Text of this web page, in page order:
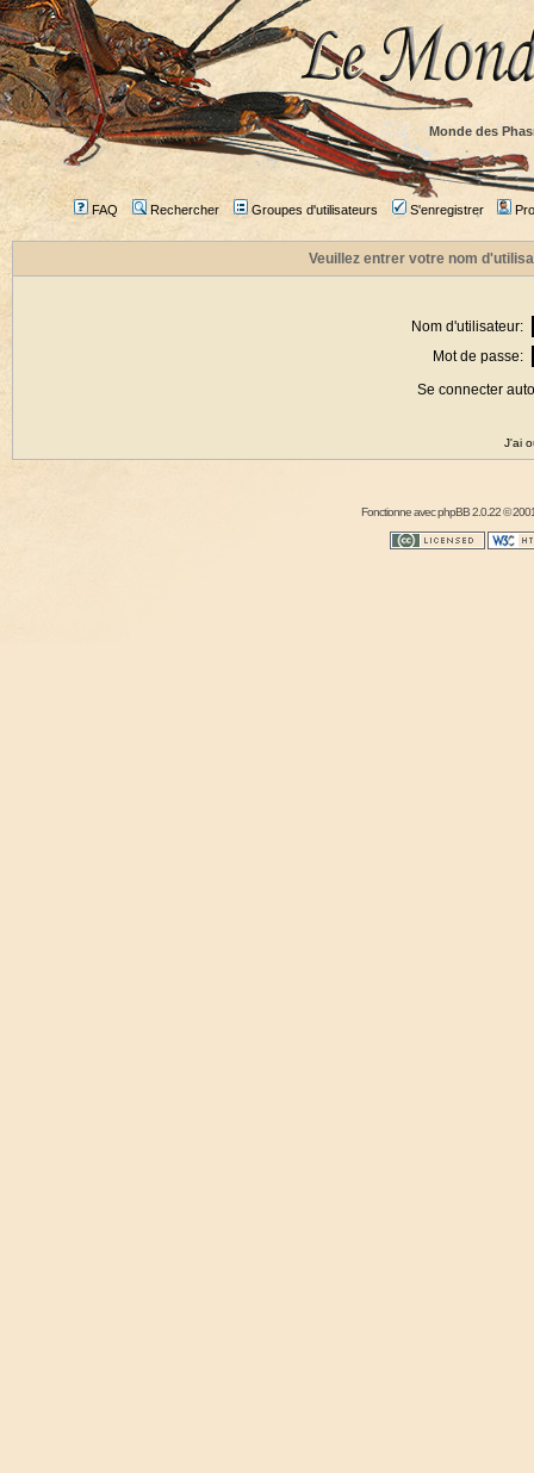
Monde des
FAQ Rechercher Groupes d'utilisateurs S'enregistrer
Veuillez entrer votre nom
Nom d'utilisateur:
Mot de passe:
Se connecter
J'ai
Fonctionne avecphpBB2.0.22 ©